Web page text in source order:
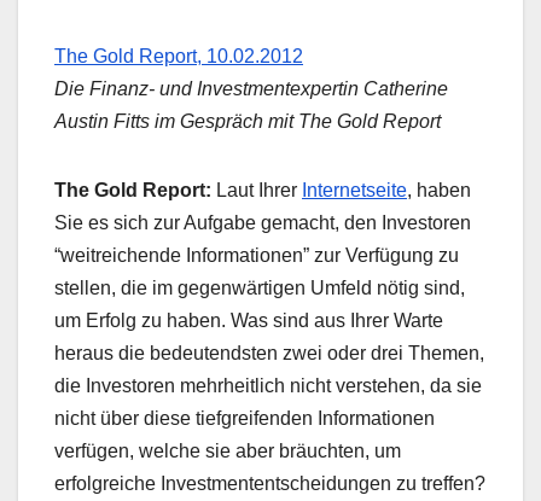
The Gold Report, 10.02.2012
Die Finanz- und Investmentexpertin Catherine
Austin Fitts im Gespräch mit The Gold Report
The Gold Report: Laut Ihrer Internetseite, haben
Sie es sich zur Aufgabe gemacht, den Investoren
“weitreichende Informationen” zur Verfügung zu
stellen, die im gegenwärtigen Umfeld nötig sind,
um Erfolg zu haben. Was sind aus Ihrer Warte
heraus die bedeutendsten zwei oder drei Themen,
die Investoren mehrheitlich nicht verstehen, da sie
nicht über diese tiefgreifenden Informationen
verfügen, welche sie aber bräuchten, um
erfolgreiche Investmententscheidungen zu treffen?